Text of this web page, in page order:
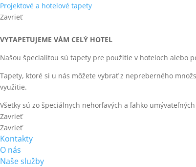
Projektové a hotelové tapety
Zavrieť
VYTAPETUJEME VÁM CELÝ HOTEL
Našou špecialitou sú tapety pre použitie v hoteloch alebo
Tapety, ktoré si u nás môžete vybrať z nepreberného
využitie.
Všetky sú zo špeciálnych nehorľavých a ľahko
Zavrieť
Zavrieť
Kontakty
O nás
Naše služby